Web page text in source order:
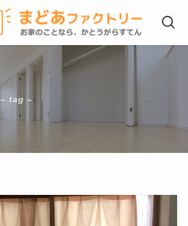
– tag –